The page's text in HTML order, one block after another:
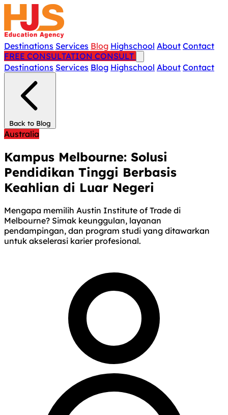
Destinations Services Blog Highschool About Contact
FREE CONSULTATION CONSULT
Destinations Services Blog Highschool About Contact
Back to Blog
Australia
Kampus Melbourne: Solusi
Pendidikan Tinggi Berbasis
Keahlian di Luar Negeri
Mengapa memilih Austin Institute of Trade di
Melbourne? Simak keunggulan, layanan
pendampingan, dan program studi yang ditawarkan
untuk akselerasi karier profesional.